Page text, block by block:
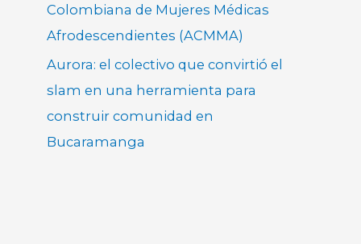
Colombiana de Mujeres Médicas
Afrodescendientes (ACMMA)
Aurora: el colectivo que convirtió el
slam en una herramienta para
construir comunidad en
Bucaramanga